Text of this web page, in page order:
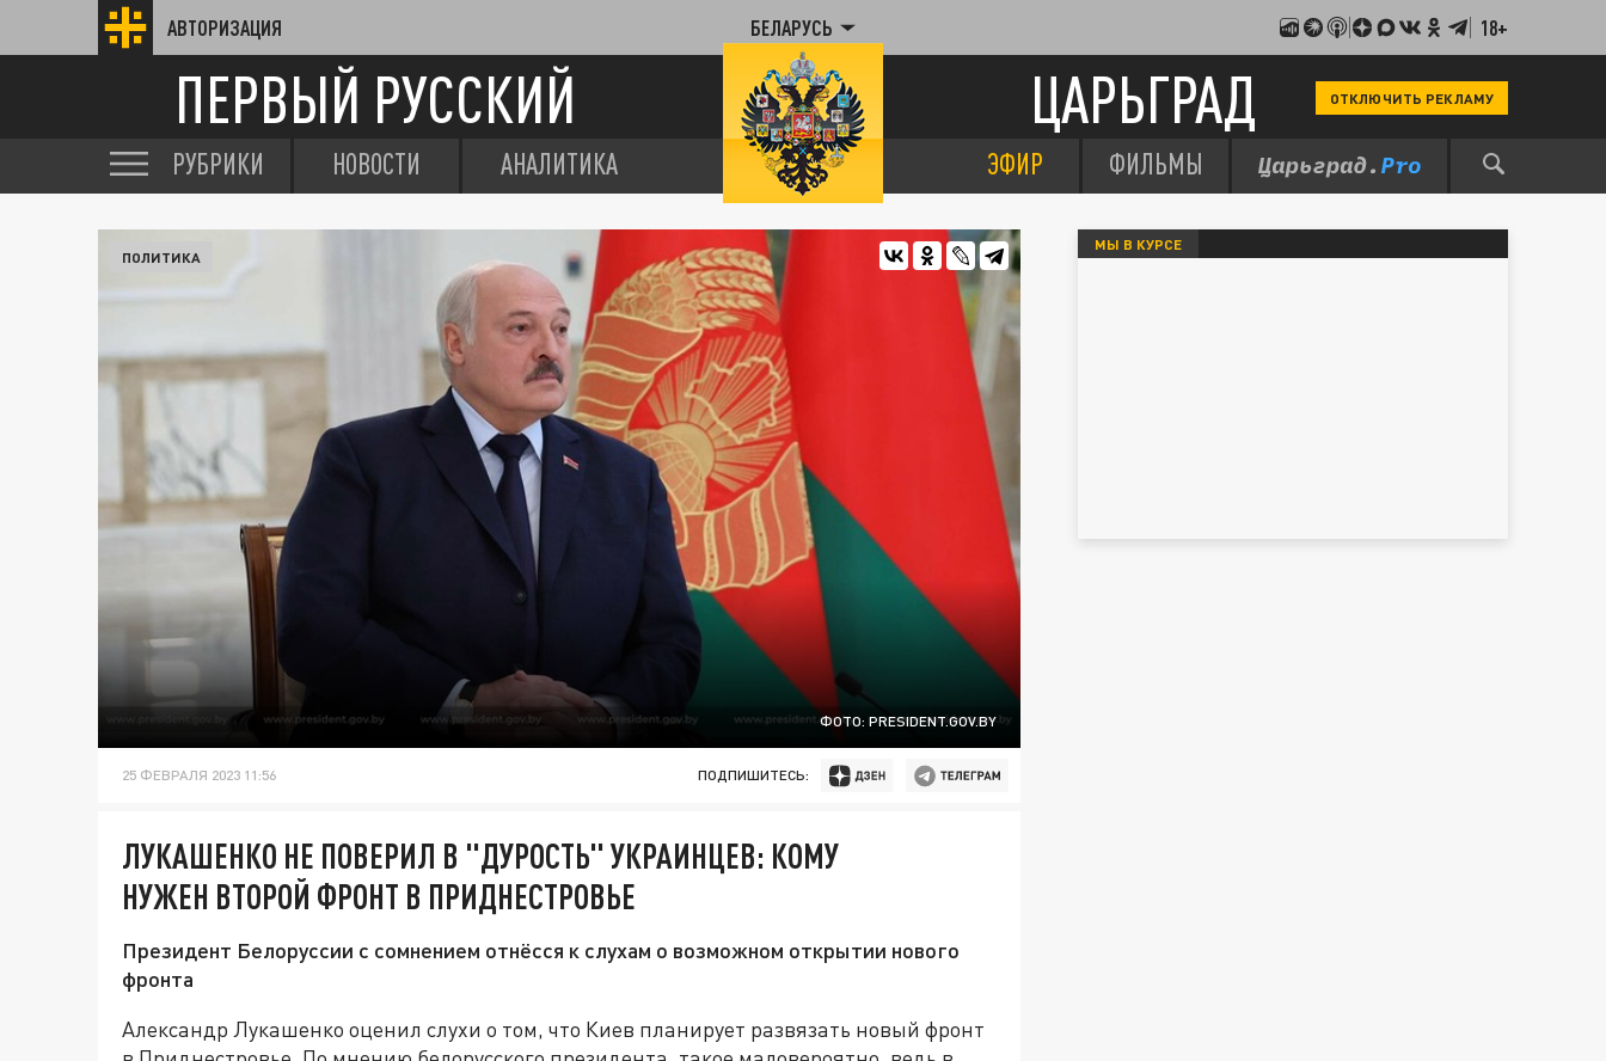
АВТОРИЗАЦИЯ БЕЛАРУСЬ 18+
ПЕРВЫЙ РУССКИЙ ЦАРЬГРАД ОТКЛЮЧИТЬ РЕКЛАМУ
РУБРИКИ НОВОСТИ АНАЛИТИКА ЭФИР ФИЛЬМЫ
ФОТО: PRESIDENT.GOV.BY
ПОЛИТИКА
25 ФЕВРАЛЯ 2023 11:56 ПОДПИШИТЕСЬ:
ЛУКАШЕНКО НЕ ПОВЕРИЛ В "ДУРОСТЬ" УКРАИНЦЕВ: КОМУ
НУЖЕН ВТОРОЙ ФРОНТ В ПРИДНЕСТРОВЬЕ
Президент Белоруссии с сомнением отнёсся к слухам о возможном открытии нового
фронта
Александр Лукашенко оценил слухи о том, что Киев планирует развязать новый фронт
МЫ В КУРСЕ